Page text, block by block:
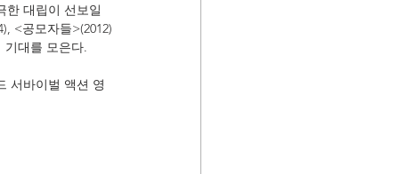
한 대립이 선보일
<공모자들>(2012)
기대를 모은다.
서바이벌 액션 영